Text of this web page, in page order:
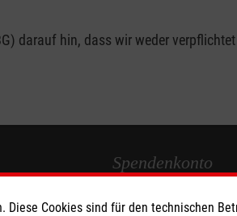
darauf hin, dass wir weder
Spendenkonto
Malteser Hilfsdienst
Cookies sind für den technischen